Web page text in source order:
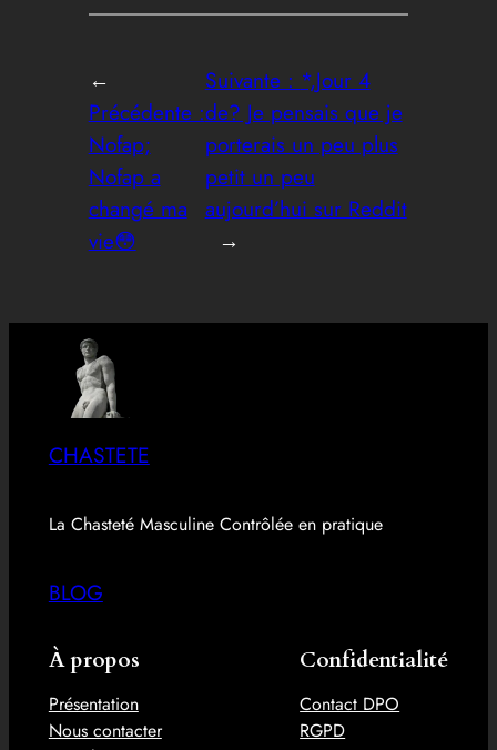
←
Précédente :
Nofap;
Nofap a
changé ma
vie😳
Suivante : *,Jour 4
de? Je pensais que je
porterais un peu plus
petit un peu
aujourd’hui sur Reddit
→
CHASTETE
La Chasteté Masculine Contrôlée en pratique
BLOG
À propos
Présentation
Nous contacter
Confidentialité
Contact DPO
RGPD